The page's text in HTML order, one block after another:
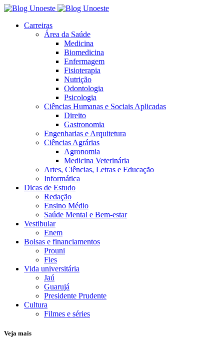
Carreiras
Área da Saúde
Medicina
Biomedicina
Enfermagem
Fisioterapia
Nutrição
Odontologia
Psicologia
Ciências Humanas e Sociais Aplicadas
Direito
Gastronomia
Engenharias e Arquitetura
Ciências Agrárias
Agronomia
Medicina Veterinária
Artes, Ciências, Letras e Educação
Informática
Dicas de Estudo
Redação
Ensino Médio
Saúde Mental e Bem-estar
Vestibular
Enem
Bolsas e financiamentos
Prouni
Fies
Vida universitária
Jaú
Guarujá
Presidente Prudente
Cultura
Filmes e séries
Veja mais